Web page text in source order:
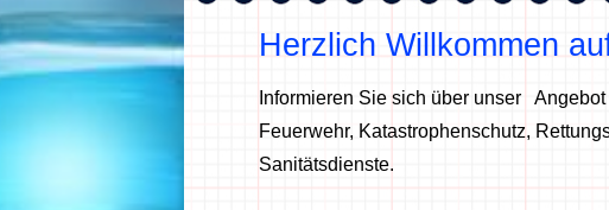
Herzlich Willkommen
Informieren Sie sich über unser Angebot
Feuerwehr, Katastrophenschutz,
Sanitätsdienste.